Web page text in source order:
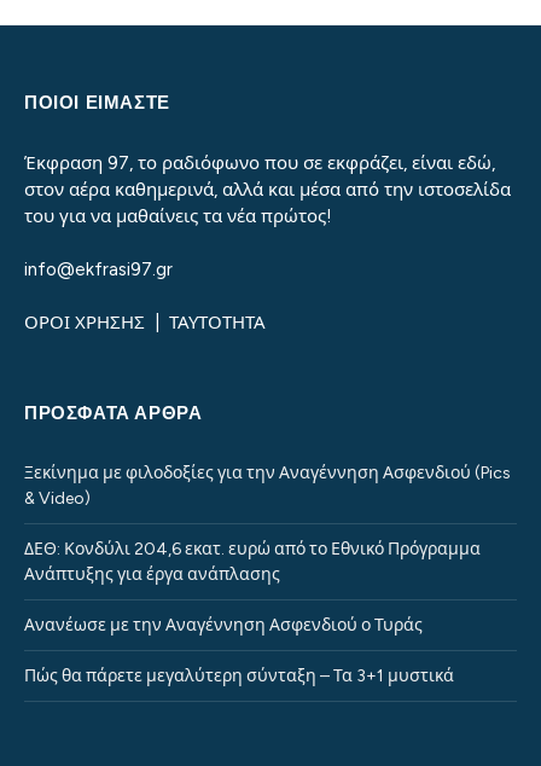
ΠΟΙΟΙ ΕΙΜΑΣΤΕ
Έκφραση 97, το ραδιόφωνο που σε εκφράζει, είναι εδώ,
στον αέρα καθημερινά, αλλά και μέσα από την ιστοσελίδα
του για να μαθαίνεις τα νέα πρώτος!
info@ekfrasi97.gr
ΟΡΟΙ ΧΡΗΣΗΣ ΤΑΥΤΟΤΗΤΑ
ΠΡΌΣΦΑΤΑ ΆΡΘΡΑ
Ξεκίνημα με φιλοδοξίες για την Αναγέννηση Ασφενδιού (Pics
& Video)
ΔΕΘ: Κονδύλι 204,6 εκατ. ευρώ από το Εθνικό Πρόγραμμα
Ανάπτυξης για έργα ανάπλασης
Ανανέωσε με την Αναγέννηση Ασφενδιού ο Τυράς
Πώς θα πάρετε μεγαλύτερη σύνταξη – Τα 3+1 μυστικά